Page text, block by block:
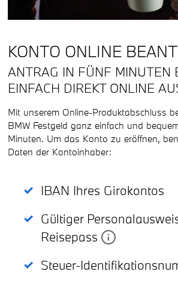
KONTO ONLINE
ANTRAG IN FÜNF MINUTEN
EINFACH DIREKT ONLINE
Mit unserem Online-Produktabschluss
BMW Festgeld ganz einfach und
Minuten. Um das Konto zu eröffnen,
Daten der Kontoinhaber:
IBAN Ihres Girokontos
Gültiger
Reisepass
Steuer-